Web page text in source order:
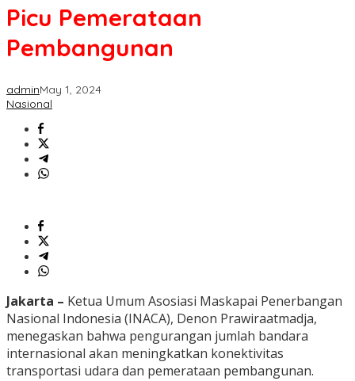
Picu Pemerataan
Pembangunan
adminMay 1, 2024
Nasional
Jakarta – Ketua Umum Asosiasi Maskapai Penerbangan
Nasional Indonesia (INACA), Denon Prawiraatmadja,
menegaskan bahwa pengurangan jumlah bandara
internasional akan meningkatkan konektivitas
transportasi udara dan pemerataan pembangunan.